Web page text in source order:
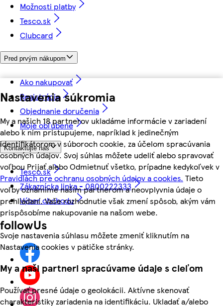
Nastavenia súkromia
My a našich 18 partnerov ukladáme informácie v zariadení
alebo k nim pristupujeme, napríklad k jedinečným
identifikátorom v súboroch cookie, za účelom spracúvania
osobných údajov. Svoj súhlas môžete udeliť alebo spravovať
voľbou Prijať alebo Odmietnuť všetko, prípadne kedykoľvek v
Pravidlách pre ochranu osobných údajov a cookies. Tieto
voľby oznámime našim partnerom a neovplyvnia údaje o
prehliadaní. Vaše rozhodnutie však zmení spôsob, akým vám
prispôsobíme nakupovanie na našom webe.
Svoje nastavenia súhlasu môžete zmeniť kliknutím na
Nastavenia cookies v pätičke stránky.
My a naši partneri spracúvame údaje s cieľom
Používať presné údaje o geolokácii. Aktívne skenovať
charakteristiky zariadenia na identifikáciu. Ukladať a/alebo
Možnosti platby
Tesco.sk
Clubcard
Pred prvým nákupom
Ako nakupovať
Registrácia
Objednanie doručenia
Moje obľúbené
Kontaktujte nás
Tesco.sk
Zákaznícka linka - 0800222333
Výber obchodu
followUs